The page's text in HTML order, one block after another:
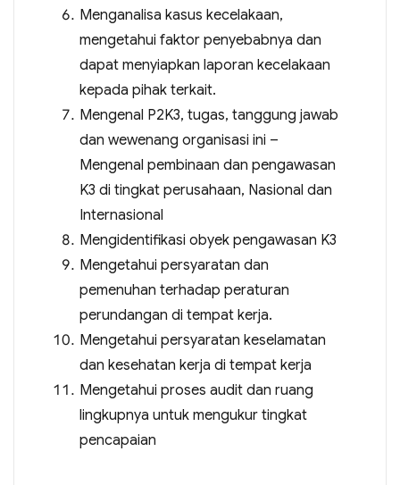
Menganalisa kasus kecelakaan,
mengetahui faktor penyebabnya dan
dapat menyiapkan laporan kecelakaan
kepada pihak terkait.
Mengenal P2K3, tugas, tanggung jawab
dan wewenang organisasi ini –
Mengenal pembinaan dan pengawasan
K3 di tingkat perusahaan, Nasional dan
Internasional
Mengidentifikasi obyek pengawasan K3
Mengetahui persyaratan dan
pemenuhan terhadap peraturan
perundangan di tempat kerja.
Mengetahui persyaratan keselamatan
dan kesehatan kerja di tempat kerja
Mengetahui proses audit dan ruang
lingkupnya untuk mengukur tingkat
pencapaian